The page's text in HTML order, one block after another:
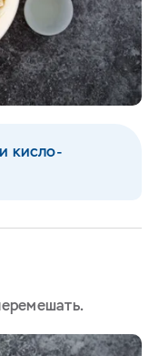
кисло-